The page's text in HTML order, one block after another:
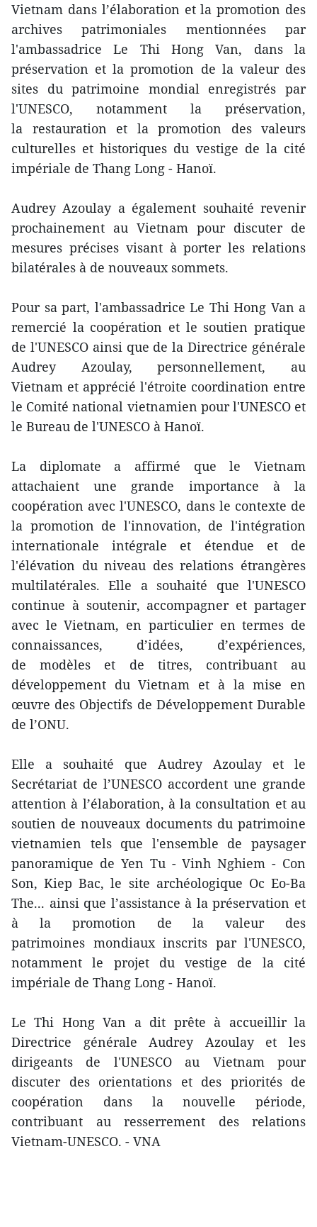
Vietnam dans l’élaboration et la promotion des
archives patrimoniales mentionnées par
l'ambassadrice Le Thi Hong Van, dans la
préservation et la promotion de la valeur des
sites du patrimoine mondial enregistrés par
l'UNESCO, notamment la préservation,
la restauration et la promotion des valeurs
culturelles et historiques du vestige de la cité
impériale de Thang Long - Hanoï.
Audrey Azoulay a également souhaité revenir
prochainement au Vietnam pour discuter de
mesures précises visant à porter les relations
bilatérales à de nouveaux sommets.
Pour sa part, l'ambassadrice Le Thi Hong Van a
remercié la coopération et le soutien pratique
de l'UNESCO ainsi que de la Directrice générale
Audrey Azoulay, personnellement, au
Vietnam et apprécié l'étroite coordination entre
le Comité national vietnamien pour l'UNESCO et
le Bureau de l'UNESCO à Hanoï.
La diplomate a affirmé que le Vietnam
attachaient une grande importance à la
coopération avec l'UNESCO, dans le contexte de
la promotion de l'innovation, de l'intégration
internationale intégrale et étendue et de
l'élévation du niveau des relations étrangères
multilatérales. Elle a souhaité que l'UNESCO
continue à soutenir, accompagner et partager
avec le Vietnam, en particulier en termes de
connaissances, d’idées, d’expériences,
de modèles et de titres, contribuant au
développement du Vietnam et à la mise en
œuvre des Objectifs de Développement Durable
de l’ONU.
Elle a souhaité que Audrey Azoulay et le
Secrétariat de l’UNESCO accordent une grande
attention à l’élaboration, à la consultation et au
soutien de nouveaux documents du patrimoine
vietnamien tels que l'ensemble de paysager
panoramique de Yen Tu - Vinh Nghiem - Con
Son, Kiep Bac, le site archéologique Oc Eo-Ba
The... ainsi que l’assistance à la préservation et
à la promotion de la valeur des
patrimoines mondiaux inscrits par l'UNESCO,
notamment le projet du vestige de la cité
impériale de Thang Long - Hanoï.
Le Thi Hong Van a dit prête à accueillir la
Directrice générale Audrey Azoulay et les
dirigeants de l'UNESCO au Vietnam pour
discuter des orientations et des priorités de
coopération dans la nouvelle période,
contribuant au resserrement des relations
Vietnam-UNESCO. - VNA